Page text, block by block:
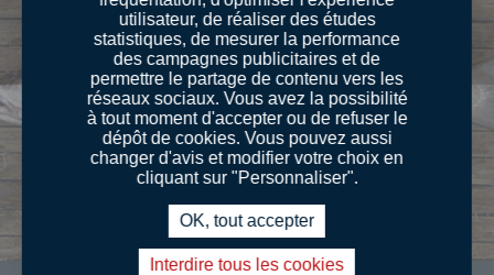
utilisateur, de réaliser des études
statistiques, de mesurer la performance
des campagnes publicitaires et de
permettre le partage de contenu vers les
réseaux sociaux. Vous avez la possibilité
à tout moment d'accepter ou de refuser le
dépôt de cookies. Vous pouvez aussi
changer d'avis et modifier votre choix en
cliquant sur "Personnaliser".
OK, tout accepter
Interdire tous les cookies